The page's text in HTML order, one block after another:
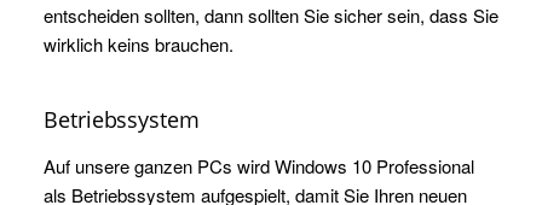
entscheiden sollten, dann sollten Sie sicher sein, dass Sie
wirklich keins brauchen.
Betriebssystem
Auf unsere ganzen PCs wird Windows 10 Professional
als Betriebssystem aufgespielt, damit Sie Ihren neuen